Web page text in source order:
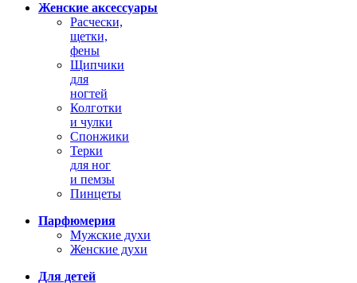
Женские аксессуары
Расчески,
щетки,
фены
Щипчики
для
ногтей
Колготки
и чулки
Спонжики
Терки
для ног
и пемзы
Пинцеты
Парфюмерия
Мужские духи
Женские духи
Для детей